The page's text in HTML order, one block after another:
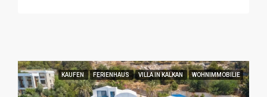
KAUFEN FERIENHAUS VILLA IN KALKAN WOHNIMMOBILIE